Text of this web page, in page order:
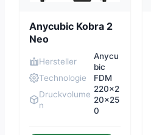
Anycubic Kobra 2
Neo
Hersteller
Anycu
bic
Technologie
FDM
Druckvolume
n
220x2
20x25
0